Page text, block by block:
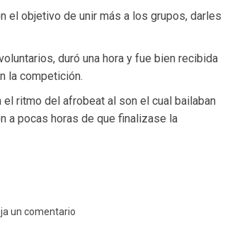
el objetivo de unir más a los grupos, darles
duró una hora y fue bien recibida
la competición.
ritmo del afrobeat al son el cual bailaban
a pocas horas de que finalizase la
un comentario